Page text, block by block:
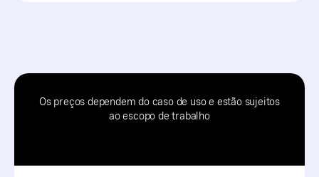
Os preços dependem do caso de uso e estão sujeitos
ao escopo de trabalho